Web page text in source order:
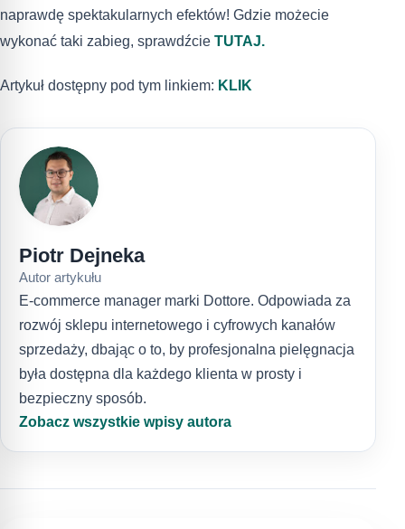
naprawdę spektakularnych efektów! Gdzie możecie
wykonać taki zabieg, sprawdźcie TUTAJ.
Artykuł dostępny pod tym linkiem: KLIK
Piotr Dejneka
Autor artykułu
E-commerce manager marki Dottore. Odpowiada za
rozwój sklepu internetowego i cyfrowych kanałów
sprzedaży, dbając o to, by profesjonalna pielęgnacja
była dostępna dla każdego klienta w prosty i
bezpieczny sposób.
Zobacz wszystkie wpisy autora